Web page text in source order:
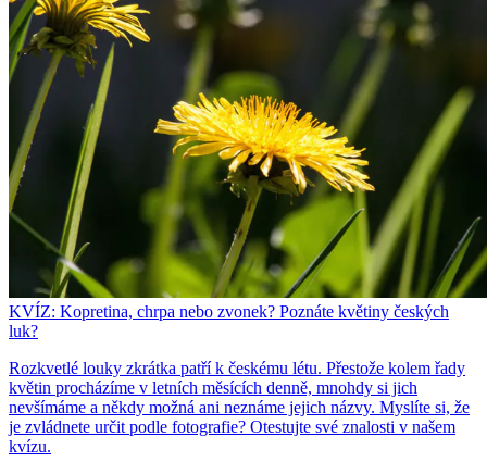
KVÍZ: Kopretina, chrpa nebo zvonek? Poznáte květiny českých
luk?
Rozkvetlé louky zkrátka patří k českému létu. Přestože kolem řady
květin procházíme v letních měsících denně, mnohdy si jich
nevšímáme a někdy možná ani neznáme jejich názvy. Myslíte si, že
je zvládnete určit podle fotografie? Otestujte své znalosti v našem
kvízu.